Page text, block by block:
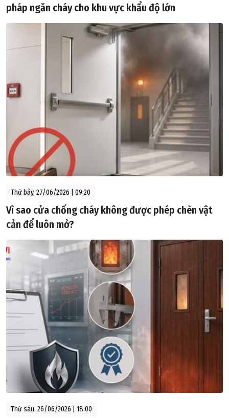
pháp ngăn cháy cho khu vực khẩu độ lớn
Thứ bảy, 27/06/2026 | 09:20
Vì sao cửa chống cháy không được phép chèn vật
cản để luôn mở?
Thứ sáu, 26/06/2026 | 18:00